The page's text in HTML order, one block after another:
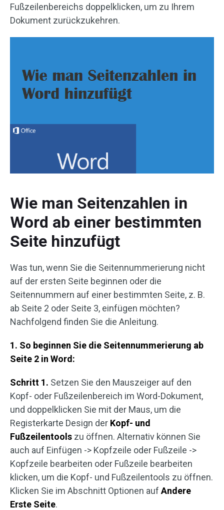
Fußzeilenbereichs doppelklicken, um zu Ihrem
Dokument zurückzukehren.
Wie man Seitenzahlen in
Word ab einer bestimmten
Seite hinzufügt
Was tun, wenn Sie die Seitennummerierung nicht
auf der ersten Seite beginnen oder die
Seitennummern auf einer bestimmten Seite, z. B.
ab Seite 2 oder Seite 3, einfügen möchten?
Nachfolgend finden Sie die Anleitung.
1. So beginnen Sie die Seitennummerierung ab
Seite 2 in Word:
Schritt 1. Setzen Sie den Mauszeiger auf den
Kopf- oder Fußzeilenbereich im Word-Dokument,
und doppelklicken Sie mit der Maus, um die
Registerkarte Design der Kopf- und
Fußzeilentools zu öffnen. Alternativ können Sie
auch auf Einfügen -> Kopfzeile oder Fußzeile ->
Kopfzeile bearbeiten oder Fußzeile bearbeiten
klicken, um die Kopf- und Fußzeilentools zu öffnen.
Klicken Sie im Abschnitt Optionen auf Andere
Erste Seite.